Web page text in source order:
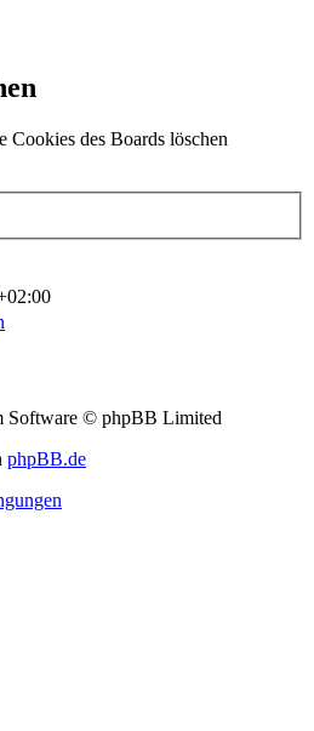
Cookies des Boards löschen
Software © phpBB Limited
phpBB.de